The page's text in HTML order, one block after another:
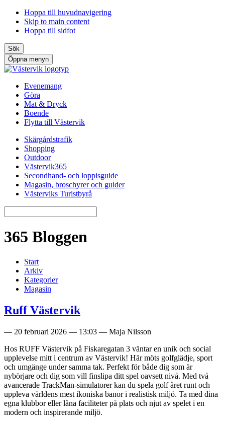
Hoppa till huvudnavigering
Skip to main content
Hoppa till sidfot
Sök
Öppna menyn
Evenemang
Göra
Mat & Dryck
Boende
Flytta till Västervik
Skärgårdstrafik
Shopping
Outdoor
Västervik365
Secondhand- och loppisguide
Magasin, broschyrer och guider
Västerviks Turistbyrå
365 Bloggen
Start
Arkiv
Kategorier
Magasin
Ruff Västervik
— 20 februari 2026 — 13:03 — Maja Nilsson
Hos RUFF Västervik på Fiskaregatan 3 väntar en unik och social
upplevelse mitt i centrum av Västervik! Här möts golfglädje, sport
och umgänge under samma tak. Perfekt för både dig som är
nybörjare och dig som vill finslipa ditt spel oavsett nivå. Med två
avancerade TrackMan-simulatorer kan du spela golf året runt och
uppleva världens mest ikoniska banor i realistisk miljö. Ta med dina
egna klubbor eller låna faciliteter på plats och njut av spelet i en
modern och inspirerande miljö.